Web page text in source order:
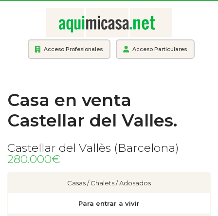
Acceso Profesionales Acceso Particulares
Casa en venta
Castellar del Valles.
Castellar del Vallès (Barcelona)
280.000€
Casas / Chalets / Adosados
Para entrar a vivir